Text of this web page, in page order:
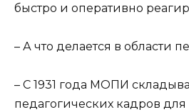
быстро и оперативно
– А что делается в области
– С 1931 года МОПИ
педагогических кадров